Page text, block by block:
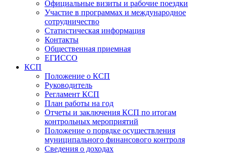
Официальные визиты и рабочие поездки
Участие в программах и международное
сотрудничество
Статистическая информация
Контакты
Общественная приемная
ЕГИССО
КСП
Положение о КСП
Руководитель
Регламент КСП
План работы на год
Отчеты и заключения КСП по итогам
контрольных мероприятий
Положение о порядке осуществления
муниципального финансового контроля
Сведения о доходах